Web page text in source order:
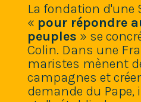
La fondation d'une
« pour répondre
peuples » se
Colin. Dans une
maristes mènent
campagnes et
demande du Pape,